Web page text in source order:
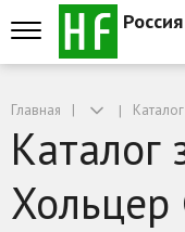
Россия
Главная
Каталог